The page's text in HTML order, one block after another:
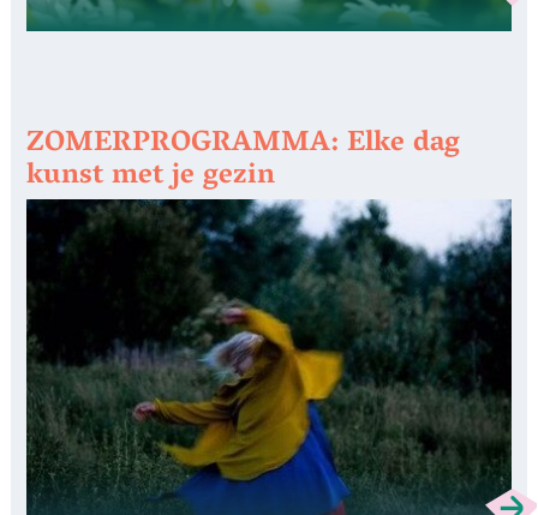
ZOMERPROGRAMMA: Elke dag
kunst met je gezin